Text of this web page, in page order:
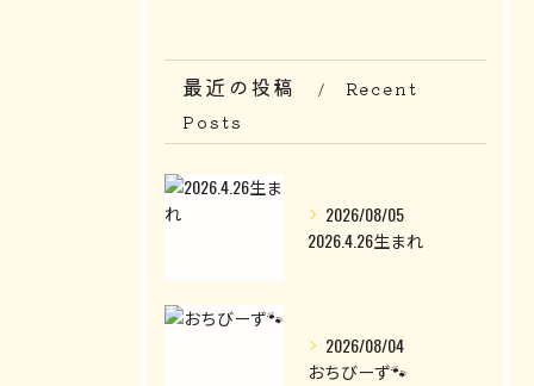
最近の投稿
Recent
Posts
2026/08/05
2026.4.26生まれ
2026/08/04
おちびーず🐾